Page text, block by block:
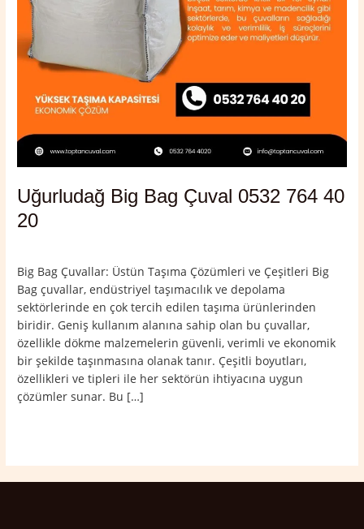
Uğurludağ Big Bag Çuval 0532 764 40
20
Big Bag Çuvallar: Üstün Taşıma Çözümleri ve Çeşitleri Big
Bag çuvallar, endüstriyel taşımacılık ve depolama
sektörlerinde en çok tercih edilen taşıma ürünlerinden
biridir. Geniş kullanım alanına sahip olan bu çuvallar,
özellikle dökme malzemelerin güvenli, verimli ve ekonomik
bir şekilde taşınmasına olanak tanır. Çeşitli boyutları,
özellikleri ve tipleri ile her sektörün ihtiyacına uygun
çözümler sunar. Bu […]